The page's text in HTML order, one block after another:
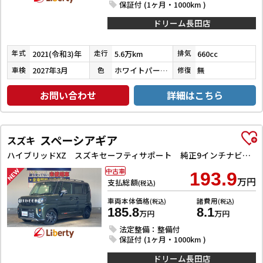
保証付 (1ヶ月・1000km )
ドリーム長田店
年式 2021(令和3)年 走行 5.6万km 排気 660cc
車検 2027年3月 色 ホワイトパール３コートパール 修復 無
お問い合わせ 詳細はこちら
スズキ スペーシアギア
ハイブリッドXZ スズキセーフティサポート 純正9インチナビ TV Bluetooth対応 全方位カメラ 両側自動ドア ヘッドアップディスプレイ アダプティブクルーズコントロール ステアリングヒーター LEDヘッドライ
支払総額(税込) 193.9万円
車両本体価格(税込)
185.8万円
諸費用(税込)
8.1万円
法定整備：整備付
保証付 (1ヶ月・1000km )
中古車
ドリーム長田店